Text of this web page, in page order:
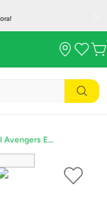
Hasbro Marvel Avengers Epic Hero Series Black Panther F9336